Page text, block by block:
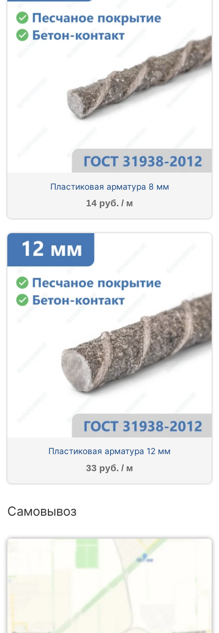
Пластиковая арматура 8 мм
14 руб. / м
Пластиковая арматура 12 мм
33 руб. / м
Самовывоз